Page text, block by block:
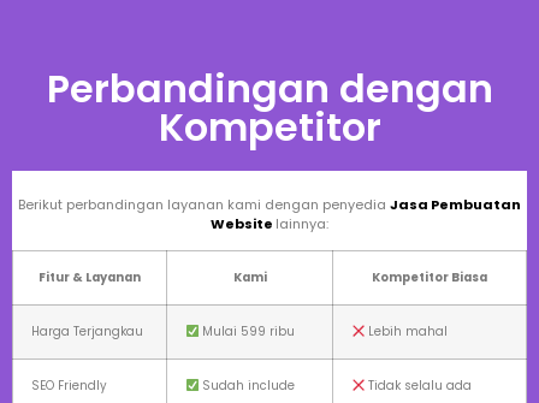
Perbandingan dengan
Kompetitor
Berikut perbandingan layanan kami dengan penyedia Jasa Pembuatan
Website lainnya:
Fitur & Layanan Kami Kompetitor Biasa
Harga Terjangkau Mulai 599 ribu Lebih mahal
SEO Friendly Sudah include Tidak selalu ada